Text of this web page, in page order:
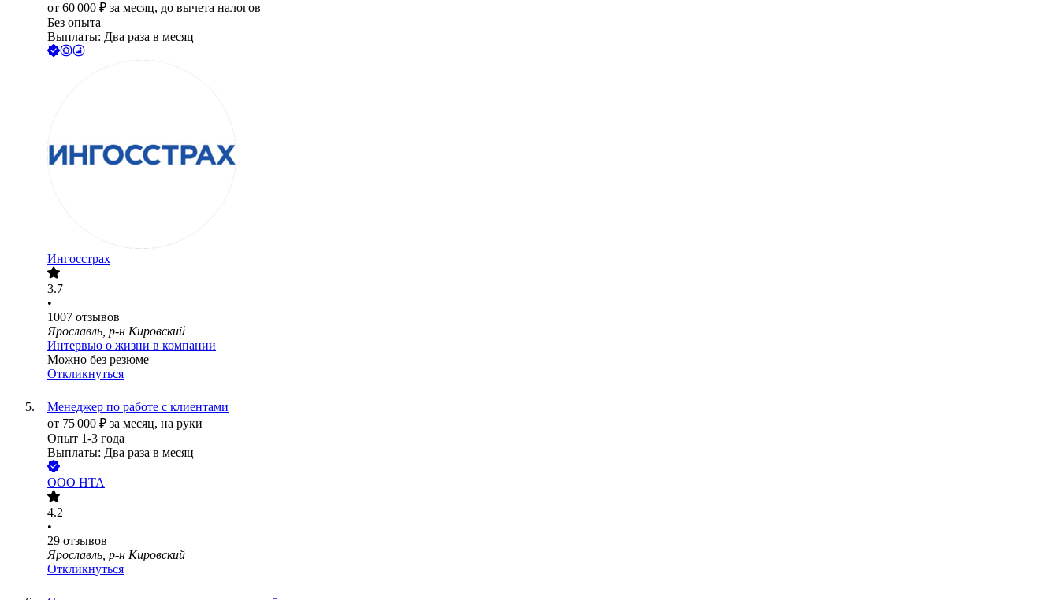
от 60 000 ₽ за месяц, до вычета налогов
Без опыта
Выплаты: Два раза в месяц
Ингосстрах
3.7
•
1007 отзывов
Ярославль, р-н Кировский
Интервью о жизни в компании
Можно без резюме
Откликнуться
Менеджер по работе с клиентами
от 75 000 ₽ за месяц, на руки
Опыт 1-3 года
Выплаты: Два раза в месяц
ООО НТА
4.2
•
29 отзывов
Ярославль, р-н Кировский
Откликнуться